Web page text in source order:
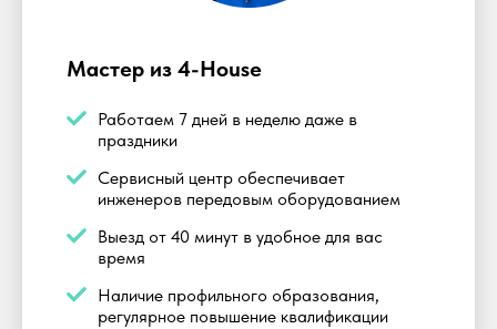
Мастер из 4-House
Работаем 7 дней в неделю даже в
праздники
Сервисный центр обеспечивает
инженеров передовым оборудованием
Выезд от 40 минут в удобное для вас
время
Наличие профильного образования,
регулярное повышение квалификации